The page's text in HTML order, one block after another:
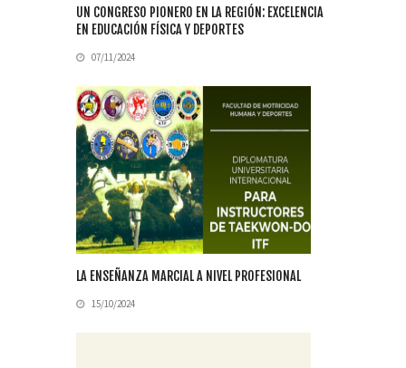
UN CONGRESO PIONERO EN LA REGIÓN: EXCELENCIA
EN EDUCACIÓN FÍSICA Y DEPORTES
07/11/2024
LA ENSEÑANZA MARCIAL A NIVEL PROFESIONAL
15/10/2024